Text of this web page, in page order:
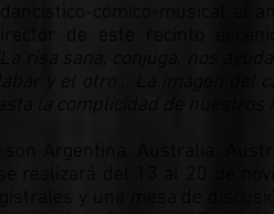
cómico-musical al
de este recinto
“La risa sana, conjuga, nos
y el otro… La imagen del
la complicidad de nuestros
realizará del 13 al 20 de
y una mesa de